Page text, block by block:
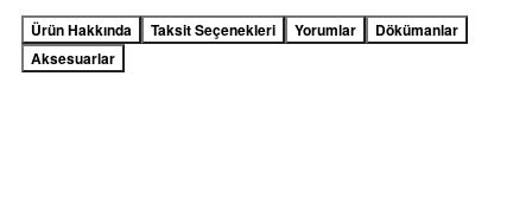
Ürün Hakkında Taksit Seçenekleri Yorumlar
Dökümanlar
Aksesuarlar